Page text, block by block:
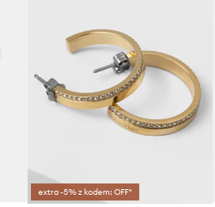
extra -5% z kodem: OFF*